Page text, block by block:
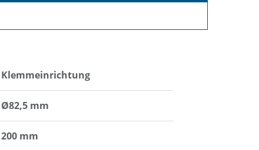
Klemmeinrichtung
Ø82,5 mm
200 mm